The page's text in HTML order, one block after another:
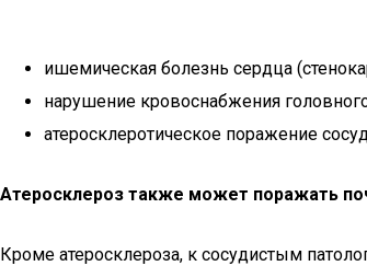
ишемическая болезнь сердца
нарушение кровоснабжения
атеросклеротическое поражение
Атеросклероз также может поражать
Кроме атеросклероза, к сосудистым